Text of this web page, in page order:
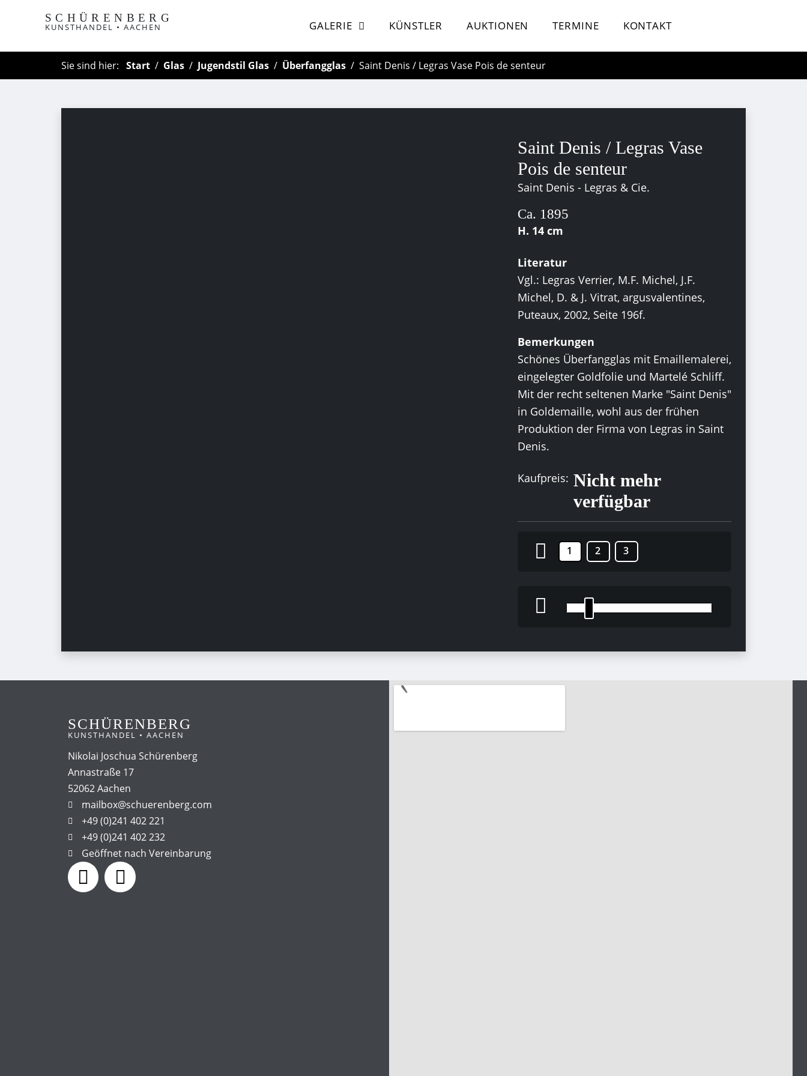
SCHÜRENBERG
KUNSTHANDEL • AACHEN GALERIE KÜNSTLER AUKTIONEN TERMINE KONTAKT
Sie sind hier: Start Glas Jugendstil Glas Überfangglas Saint Denis / Legras Vase Pois de senteur
Saint Denis / Legras Vase
Pois de senteur
Saint Denis - Legras & Cie.
Ca. 1895
H. 14 cm
Literatur
Vgl.: Legras Verrier, M.F. Michel, J.F.
Michel, D. & J. Vitrat, argusvalentines,
Puteaux, 2002, Seite 196f.
Bemerkungen
Schönes Überfangglas mit Emaillemalerei,
eingelegter Goldfolie und Martelé Schliff.
Mit der recht seltenen Marke "Saint Denis"
in Goldemaille, wohl aus der frühen
Produktion der Firma von Legras in Saint
Denis.
Kaufpreis: Nicht mehr
verfügbar
1 2 3
SCHÜRENBERG
KUNSTHANDEL • AACHEN
Nikolai Joschua Schürenberg
Annastraße 17
52062 Aachen
mailbox@schuerenberg.com
+49 (0)241 402 221
+49 (0)241 402 232
Geöffnet nach Vereinbarung